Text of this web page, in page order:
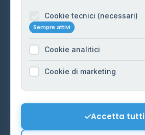
Informazioni legali
Cookie Policy
Preferenze Cookie
Mappa del sito
Cookie tecnici (necessari)
Sempre attivi
Cookie analitici
Cookie di marketing
Accetta tutti